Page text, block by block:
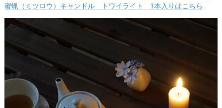
蜜蝋（ミツロウ）キャンドル トワイライト 1本入りはこちら